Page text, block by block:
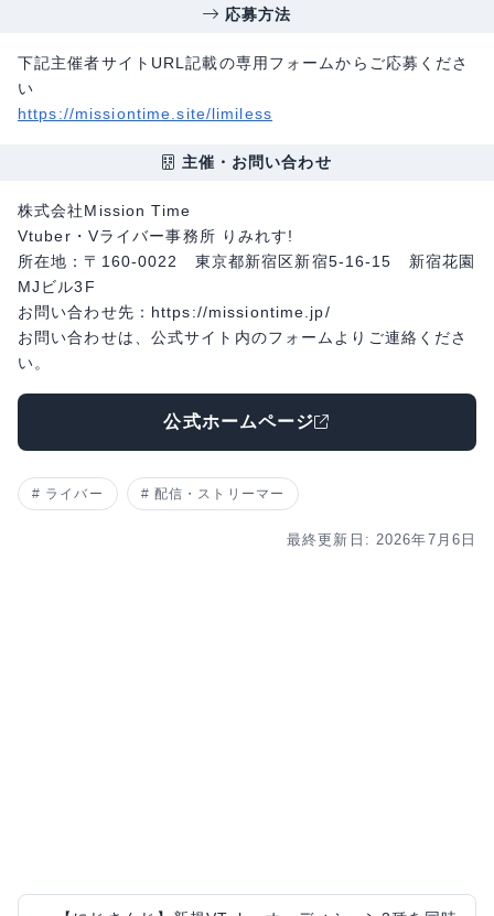
応募方法
下記主催者サイトURL記載の専用フォームからご応募くださ
い
https://missiontime.site/limiless
主催・お問い合わせ
株式会社Mission Time
Vtuber・Vライバー事務所 りみれす!
所在地：〒160-0022 東京都新宿区新宿5-16-15 新宿花園
MJビル3F
お問い合わせ先：https://missiontime.jp/
お問い合わせは、公式サイト内のフォームよりご連絡くださ
い。
公式ホームページ
ライバー 配信・ストリーマー
最終更新日: 2026年7月6日